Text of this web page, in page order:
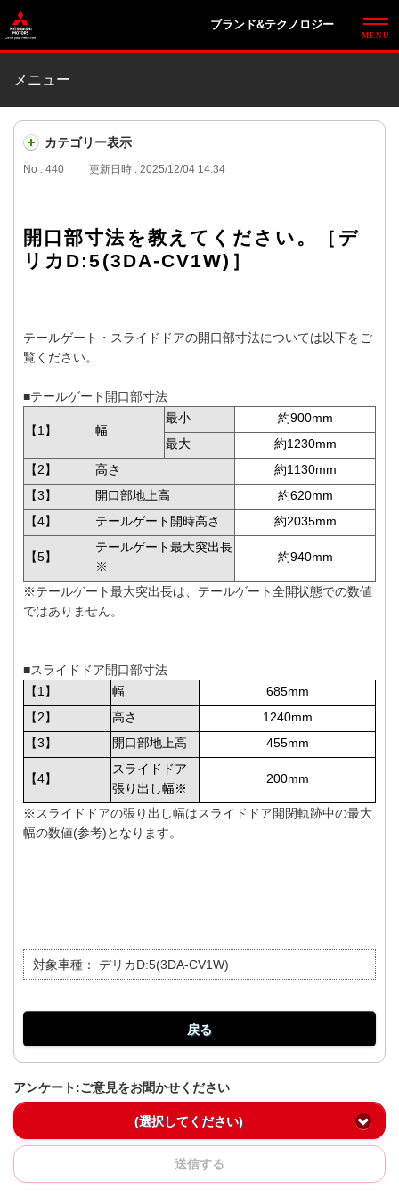
ブランド&テクノロジー
メニュー
カテゴリー表示
No : 440 更新日時 : 2025/12/04 14:34
開口部寸法を教えてください。［デ
リカD:5(3DA-CV1W)］
テールゲート・スライドドアの開口部寸法については以下をご
覧ください。
■テールゲート開口部寸法
【1】 幅
最小
約900mm
最大
約1230mm
【2】
高さ
約1130mm
【3】
開口部地上高
約620mm
【4】
テールゲート開時高さ 約2035mm
【5】
テールゲート最大突出長
※
約940mm
※テールゲート最大突出長は、テールゲート全開状態での数値
ではありません。
■スライドドア開口部寸法
【1】
幅
685mm
【2】
高さ
1240mm
【3】
開口部地上高 455mm
【4】
スライドドア
張り出し幅※
200mm
※スライドドアの張り出し幅はスライドドア開閉軌跡中の最大
幅の数値(参考)となります。
対象車種： デリカD:5(3DA-CV1W)
戻る
アンケート:ご意見をお聞かせください
(選択してください)
送信する